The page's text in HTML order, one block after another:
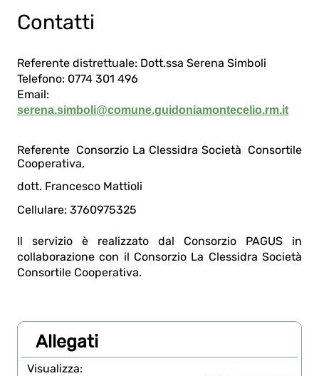
Contatti
Referente distrettuale: Dott.ssa Serena Simboli
Telefono: 0774 301 496
Email:
serena.simboli@comune.guidoniamontecelio.rm.it
Referente Consorzio La Clessidra Società Consortile
Cooperativa,
dott. Francesco Mattioli
Cellulare: 3760975325
Il servizio è realizzato dal Consorzio PAGUS in
collaborazione con il Consorzio La Clessidra Società
Consortile Cooperativa.
Allegati
Visualizza: